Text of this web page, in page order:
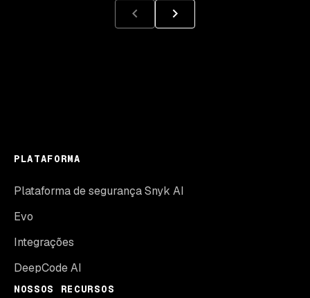
PLATAFORMA
Plataforma de segurança Snyk AI
Evo
Integrações
DeepCode AI
NOSSOS RECURSOS